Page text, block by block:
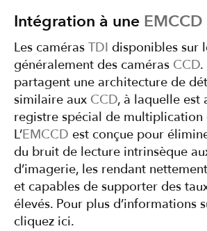
Intégration à une EMCCD
Les caméras TDI disponibles sur
généralement des caméras CCD.
partagent une architecture de
similaire aux CCD, à laquelle est
registre spécial de multiplication
L’EMCCD est conçue pour
du bruit de lecture intrinsèque
d’imagerie, les rendant
et capables de supporter des
élevés. Pour plus d’informations
cliquez ici.